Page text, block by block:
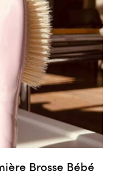
Brosse Bébé